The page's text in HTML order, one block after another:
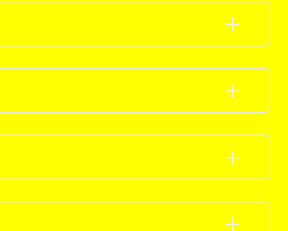
infetta, il colera, dopo
che può variare da
si manifesta
ladiarrea, spesso
una rapida e
(disidratazione).
infettiva acuta
Vibrio cholerae.
soprattutto nell'acqua,
quali molluschi e
da paesi in cui il
(endemiche) ha
deve consultare
è molto semplice e si